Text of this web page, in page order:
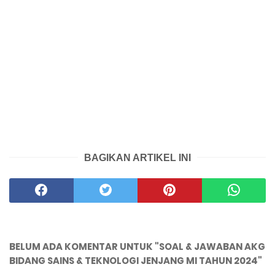
BAGIKAN ARTIKEL INI
BELUM ADA KOMENTAR UNTUK "SOAL & JAWABAN AKG
BIDANG SAINS & TEKNOLOGI JENJANG MI TAHUN 2024"